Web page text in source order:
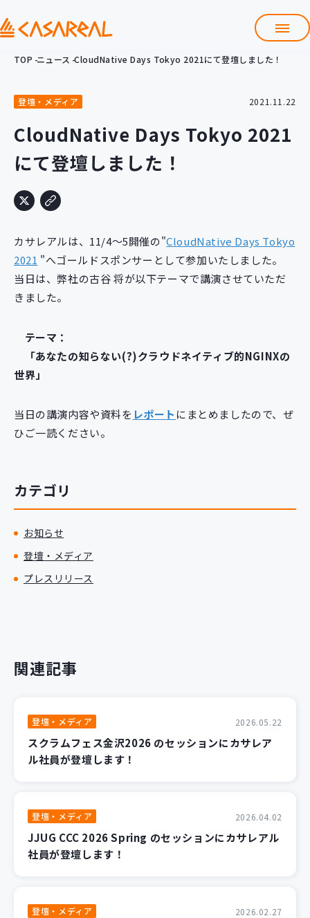
会社情報
サービス
プロダクト開発支援
クラウド導入支援 Git導入支援
システム構築支援
研修サービス
定型コース 新入社員コース
カスタマイズコース 教材購入
パッケージ開発
イベント・セミナー
ニュース
TOP ニュース CloudNative Days Tokyo 2021にて登壇しました！
登壇・メディア 2021.11.22
CloudNative Days Tokyo 2021
にて登壇しました！
カサレアルは、11/4～5開催の"CloudNative Days Tokyo
2021 "へゴールドスポンサーとして参加いたしました。
当日は、弊社の古谷 将が以下テーマで講演させていただ
きました。
テーマ：
「あなたの知らない(?)クラウドネイティブ的NGINXの
世界」
当日の講演内容や資料を レポート にまとめましたので、ぜ
ひご一読ください。
カテゴリ
お知らせ
登壇・メディア
プレスリリース
関連記事
登壇・メディア 2026.05.22
スクラムフェス金沢2026 のセッションにカサレア
ル社員が登壇します！
登壇・メディア 2026.04.02
JJUG CCC 2026 Spring のセッションにカサレアル
社員が登壇します！
登壇・メディア 2026.02.27